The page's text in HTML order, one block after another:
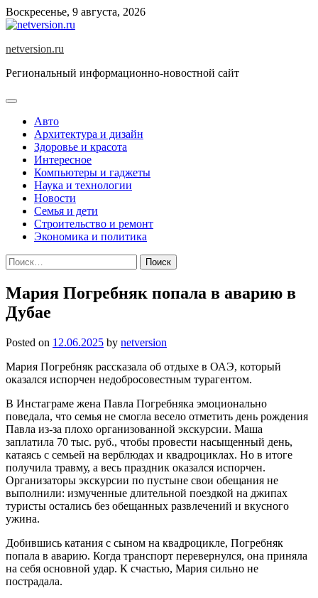
Skip
to
Воскресенье, 9 августа, 2026
netversion.ru
Региональный информационно-новостной сайт
Авто
Архитектура и дизайн
Здоровье и красота
Интересное
Компьютеры и гаджеты
Наука и технологии
Новости
Семья и дети
Строительство и ремонт
Экономика и политика
Найти:
Мария Погребняк попала в аварию в
Дубае
Posted on 12.06.2025 by netversion
Мария Погребняк рассказала об отдыхе в ОАЭ, который
оказался испорчен недобросовестным турагентом.
В Инстаграме жена Павла Погребняка эмоционально
поведала, что семья не смогла весело отметить день рождения
Павла из-за плохо организованной экскурсии. Маша
заплатила 70 тыс. руб., чтобы провести насыщенный день,
катаясь с семьей на верблюдах и квадроциклах. Но в итоге
получила травму, а весь праздник оказался испорчен.
Организаторы экскурсии по пустыне свои обещания не
выполнили: измученные длительной поездкой на джипах
туристы остались без обещанных развлечений и вкусного
ужина.
Добившись катания с сыном на квадроцикле, Погребняк
попала в аварию. Когда транспорт перевернулся, она приняла
на себя основной удар. К счастью, Мария сильно не
пострадала.